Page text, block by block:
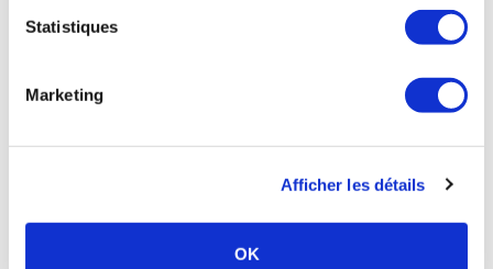
Statistiques
Marketing
Afficher les détails
OK